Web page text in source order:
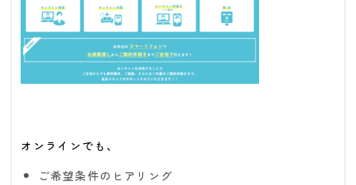
オンラインでも、
ご希望条件のヒアリング